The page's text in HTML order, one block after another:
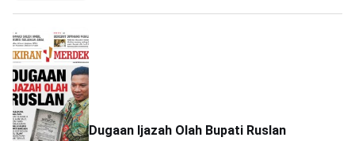
Dugaan Ijazah Olah Bupati Ruslan